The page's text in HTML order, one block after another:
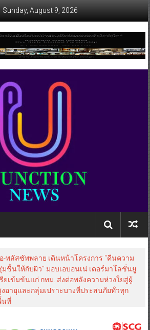
Sunday, August 9, 2026
อ-พลัสซัพพลาย เดินหน้าโครงการ “คืนความ
มชื้นให้กับผิว” มอบเอบอนเน่ เดอร์มาโลชั่นยู
รียเข้มข้นแก่ กทม. ส่งต่อพลังความห่วงใยสู่ผู้
งอายุและกลุ่มเปราะบางที่ประสบภัยทั่วทุก
นที่